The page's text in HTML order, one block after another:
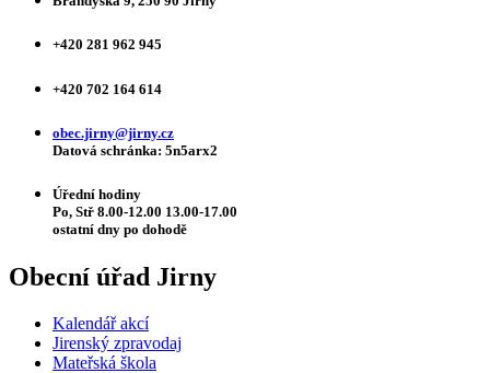
+420 281 962 945
+420 702 164 614
obec.jirny@jirny.cz
Datová schránka: 5n5arx2
Úřední hodiny
Po, Stř 8.00-12.00 13.00-17.00
ostatní dny po dohodě
Obecní úřad Jirny
Kalendář akcí
Jirenský zpravodaj
Mateřská škola